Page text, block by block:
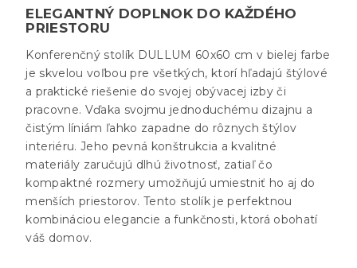
ELEGANTNÝ DOPLNOK DO KAŽDÉHO
PRIESTORU
Konferenčný stolík DULLUM 60x60 cm v bielej farbe
je skvelou voľbou pre všetkých, ktorí hľadajú štýlové
a praktické riešenie do svojej obývacej izby či
pracovne. Vďaka svojmu jednoduchému dizajnu a
čistým líniám ľahko zapadne do rôznych štýlov
interiéru. Jeho pevná konštrukcia a kvalitné
materiály zaručujú dlhú životnosť, zatiaľ čo
kompaktné rozmery umožňujú umiestniť ho aj do
menších priestorov. Tento stolík je perfektnou
kombináciou elegancie a funkčnosti, ktorá obohatí
váš domov.